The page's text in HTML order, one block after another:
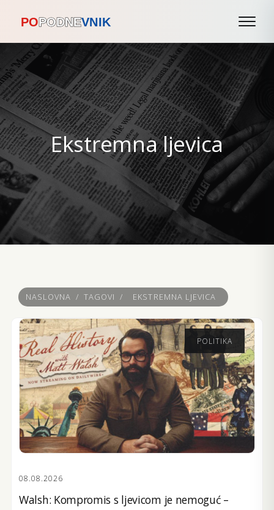
Ekstremna ljevica
NASLOVNA / TAGOVI / EKSTREMNA LJEVICA
POLITIKA
08.08.2026
Walsh: Kompromis s ljevicom je nemoguć –